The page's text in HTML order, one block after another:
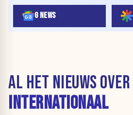
G NEWS
AL HET NIEUWS OVER
INTERNATIONAAL